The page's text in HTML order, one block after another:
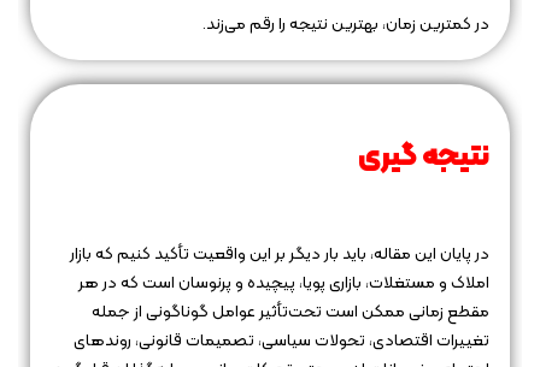
در کمترین زمان، بهترین نتیجه را رقم می‌زند.
نتیجه‌ گیری
در پایان این مقاله، باید بار دیگر بر این واقعیت تأکید کنیم که بازار
املاک و مستغلات، بازاری پویا، پیچیده و پرنوسان است که در هر
مقطع زمانی ممکن است تحت‌تأثیر عوامل گوناگونی از جمله
تغییرات اقتصادی، تحولات سیاسی، تصمیمات قانونی، روندهای